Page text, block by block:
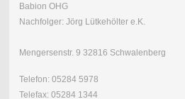
Babion OHG
Nachfolger: Jörg Lütkehölter e.K.
Mengersenstr. 9 32816 Schwalenberg
Telefon: 05284 5978
Telefax: 05284 1344